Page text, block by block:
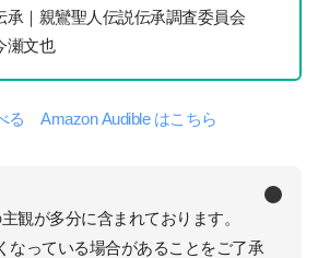
承｜親鸞聖人伝説伝承調査委員会
瀬文也
る Amazon Audible はこちら
観が多分に含まれております。
なっている場合があることをご了承